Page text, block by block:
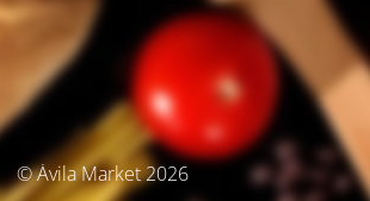
© Ávila Market 2026